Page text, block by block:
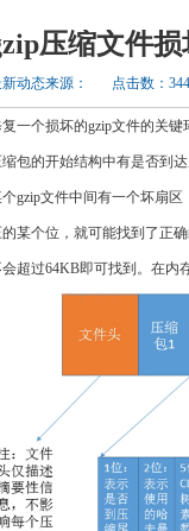
压缩文件损
动态来源： 点击数：
一个损坏的gzip文件的关
缩包的开始结构中有是否到
gzip文件中间有一个坏扇
的某个位，就可能找到了正
超过64KB即可找到。在内